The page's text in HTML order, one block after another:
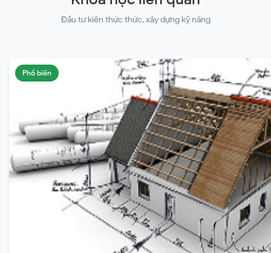
Đầu tư kiến thức thức, xây dựng kỹ năng
Phổ biến